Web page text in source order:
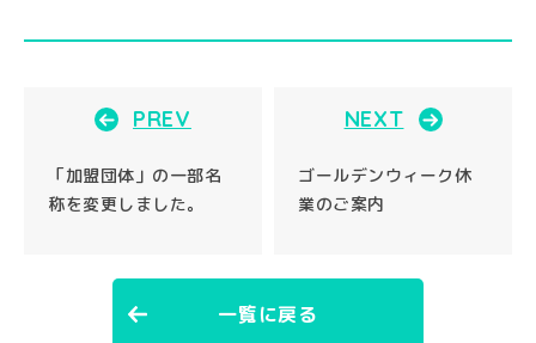
PREV
「加盟団体」の一部名
称を変更しました。
一覧に戻る
NEXT
ゴールデンウィーク休
業のご案内